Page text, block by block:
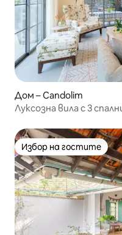
Дом – Candolim
Луксозна вила с 3
Избор на гостите
Избор на гостите